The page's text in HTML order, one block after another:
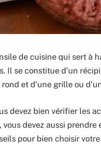
de cuisine qui sert à
Il se constitue d’un
et d’une grille ou
devez bien vérifier les
devez aussi prendre
pour bien choisir